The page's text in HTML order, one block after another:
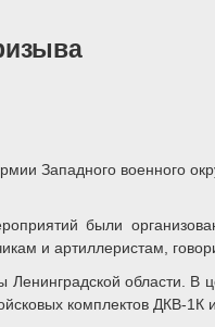
Западного военного
были
и артиллеристам,
области.
комплектов ДКВ-